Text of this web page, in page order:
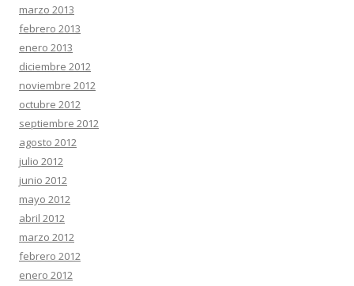
marzo 2013
febrero 2013
enero 2013
diciembre 2012
noviembre 2012
octubre 2012
septiembre 2012
agosto 2012
julio 2012
junio 2012
mayo 2012
abril 2012
marzo 2012
febrero 2012
enero 2012